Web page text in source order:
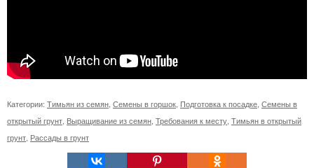
Категории: Тимьян из семян Семены в горшок Подготовка к посадке Семены в
открытый грунт Выращивание из семян Требования к месту Тимьян в открытый
грунт Рассады в грунт